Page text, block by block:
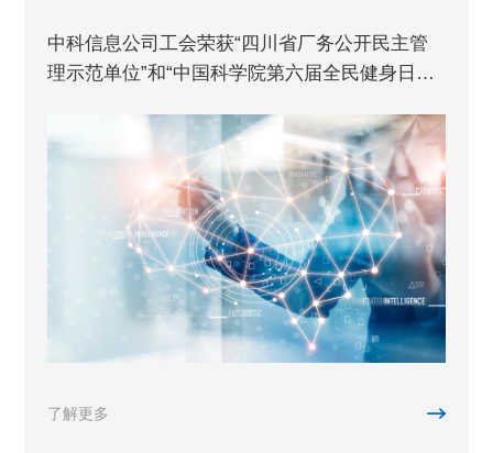
中科信息公司工会荣获“四川省厂务公开民主管
理示范单位”和“中国科学院第六届全民健身日先
了解更多 